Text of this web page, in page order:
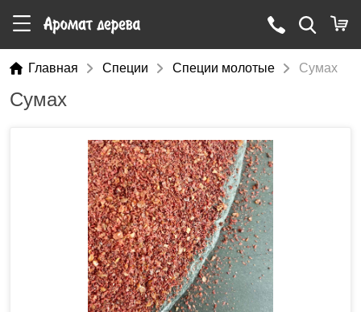
Главная Специи Специи молотые Сумах
Сумах